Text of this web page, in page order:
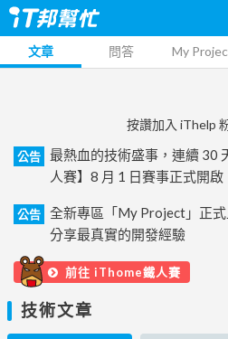
文章 問答 My
按讚加入 iThelp
公告
最熱血的技術盛事，連續 30
人賽】8 月 1 日賽事正式開啟
公告
全新專區「My Project」正式
分享最真實的開發經驗
前往 iThome鐵人賽
技術文章